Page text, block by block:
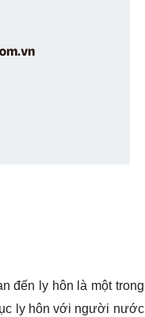
đến ly hôn là một trong
ly hôn với người nước